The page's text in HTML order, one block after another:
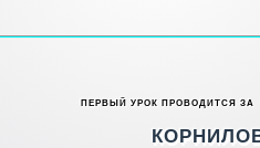
ПЕРВЫЙ УРОК ПРОВОДИТСЯ ЗА